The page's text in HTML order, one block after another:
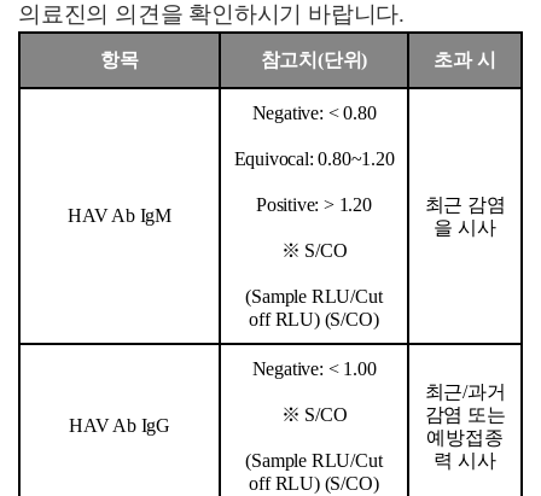
의료진의 의견을 확인하시기 바랍니다.
항목 참고치(단위) 초과 시
HAV Ab IgM
Negative: < 0.80
Equivocal: 0.80~1.20
Positive: > 1.20
※ S/CO
(Sample RLU/Cut
off RLU) (S/CO)
최근 감염
을 시사
HAV Ab IgG
Negative: < 1.00
※ S/CO
(Sample RLU/Cut
off RLU) (S/CO)
최근/과거
감염 또는
예방접종
력 시사